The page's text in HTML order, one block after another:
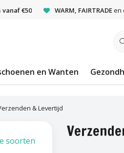
vanaf €50 WARM, FAIRTRADEen
en Wanten
& Levertijd
soorten